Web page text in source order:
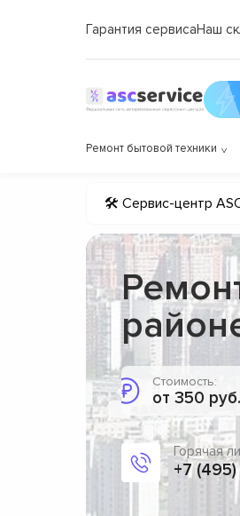
Гарантия сервисаНаш
Ремонт бытовой техники
🛠 Сервис-центр
Стоимость:
от 350 руб.
Горячая
+7